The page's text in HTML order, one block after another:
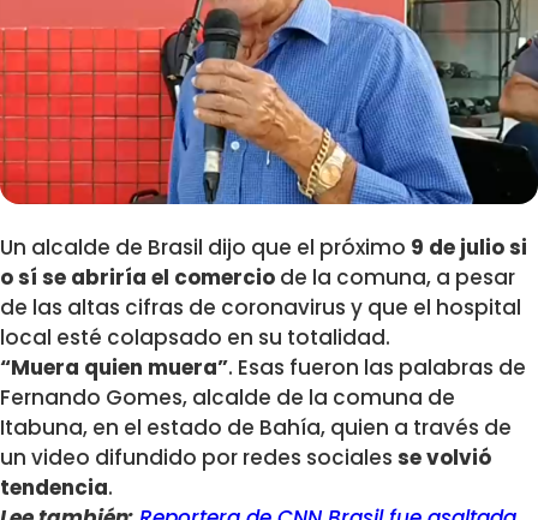
Un alcalde de Brasil dijo que el próximo 9 de julio si
o sí se abriría el comercio de la comuna, a pesar
de las altas cifras de coronavirus y que el hospital
local esté colapsado en su totalidad.
“Muera quien muera”. Esas fueron las palabras de
Fernando Gomes, alcalde de la comuna de
Itabuna, en el estado de Bahía, quien a través de
un video difundido por redes sociales se volvió
tendencia.